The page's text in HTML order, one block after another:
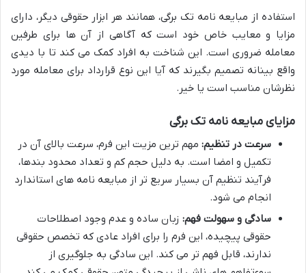
استفاده از مبایعه نامه تک برگی، همانند هر ابزار حقوقی دیگر، دارای
مزایا و معایب خاص خود است که آگاهی از آن ها برای طرفین
معامله ضروری است. این شناخت به افراد کمک می کند تا با دیدی
واقع بینانه تصمیم بگیرند که آیا این نوع قرارداد برای معامله مورد
نظرشان مناسب است یا خیر.
مزایای مبایعه نامه تک برگی
سرعت در تنظیم: مهم ترین مزیت این فرم، سرعت بالای آن در
تکمیل و امضا است. به دلیل حجم کم و تعداد محدود بندها،
فرآیند تنظیم آن بسیار سریع تر از مبایعه نامه های استاندارد
انجام می شود.
سادگی و سهولت فهم: زبان ساده و عدم وجود اصطلاحات
حقوقی پیچیده، این فرم را برای افراد عادی که تخصص حقوقی
ندارند، قابل فهم تر می کند. این سادگی به جلوگیری از